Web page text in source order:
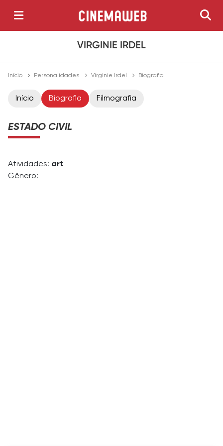
VIRGINIE IRDEL
Início Personalidades Virginie Irdel Biografia
Início Biografia Filmografia
ESTADO CIVIL
Atividades: art
Gênero: